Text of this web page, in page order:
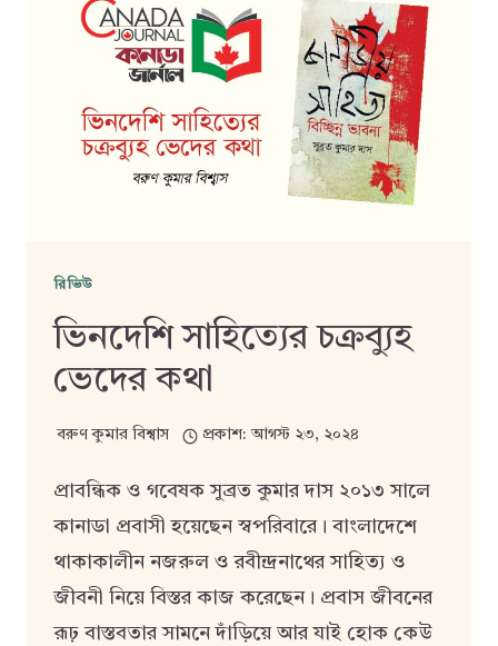
রিভিউ
ভিনদেশি সাহিত্যের চক্রব্যুহ
ভেদের কথা
বরুণ কুমার বিশ্বাস প্রকাশ: আগস্ট ২৩, ২০২৪
প্রাবন্ধিক ও গবেষক সুব্রত কুমার দাস ২০১৩ সালে
কানাডা প্রবাসী হয়েছেন স্বপরিবারে। বাংলাদেশে
থাকাকালীন নজরুল ও রবীন্দ্রনাথের সাহিত্য ও
জীবনী নিয়ে বিস্তর কাজ করেছেন। প্রবাস জীবনের
রূঢ় বাস্তবতার সামনে দাঁড়িয়ে আর যাই হোক কেউ